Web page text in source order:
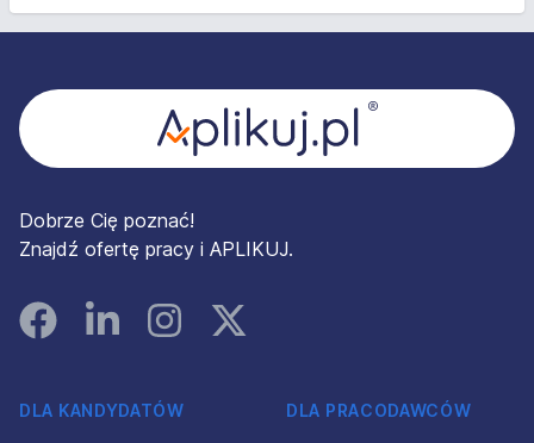
Dobrze Cię poznać!
Znajdź ofertę pracy i APLIKUJ.
FacebookLinked InInstagramInstagram
DLA KANDYDATÓW DLA PRACODAWCÓW